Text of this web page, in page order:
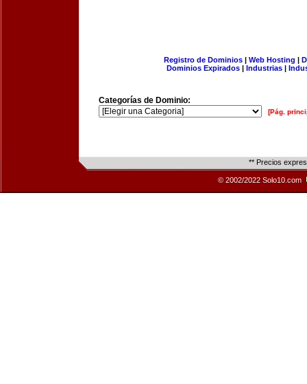
Registro de Dominios| Web Hosting |
Dominios Expirados | Industrias |
Categorías de Dominio:
[Pág.
** Precios
© 2002/2022 Solo10.com